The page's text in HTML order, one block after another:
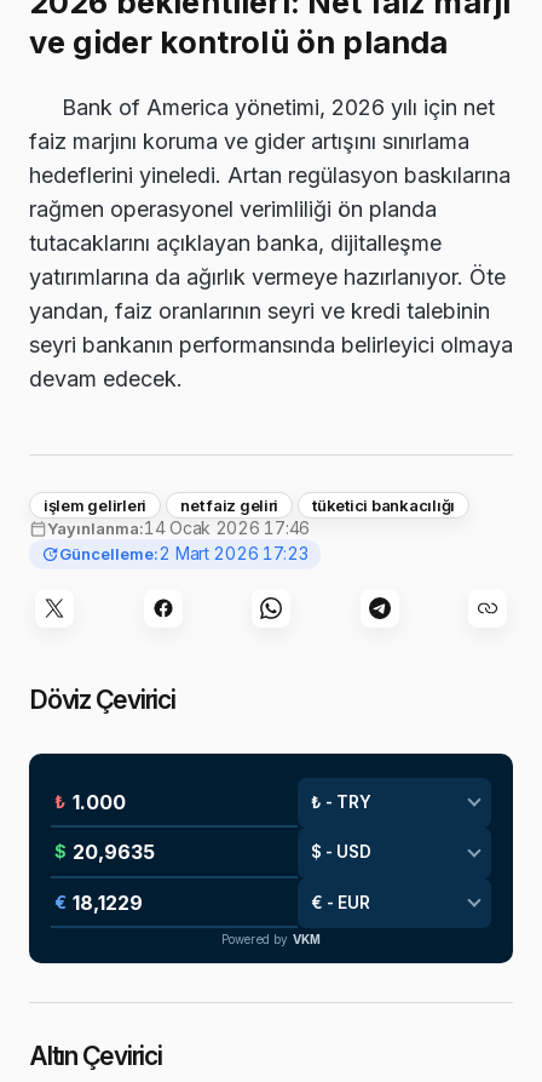
ve gider kontrolü ön planda
Bank of America yönetimi, 2026 yılı için net
faiz marjını koruma ve gider artışını sınırlama
hedeflerini yineledi. Artan regülasyon baskılarına
rağmen operasyonel verimliliği ön planda
tutacaklarını açıklayan banka, dijitalleşme
yatırımlarına da ağırlık vermeye hazırlanıyor. Öte
yandan, faiz oranlarının seyri ve kredi talebinin
seyri bankanın performansında belirleyici olmaya
devam edecek.
işlem gelirleri net faiz geliri
tüketici bankacılığı
Yayınlanma:14 Ocak 2026 17:46
Güncelleme:2 Mart 2026 17:23
Döviz Çevirici
₺
$
€
Powered by VKM
Altın Çevirici